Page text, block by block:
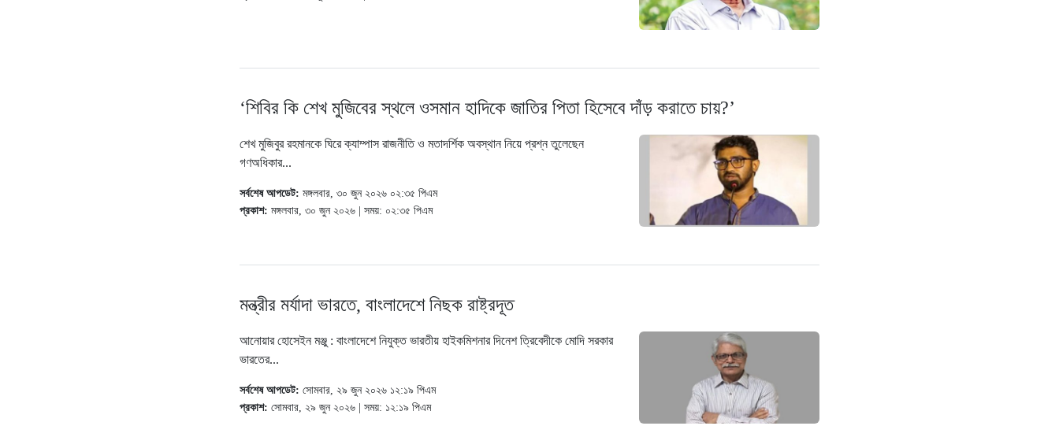
‘শিবির কি শেখ মুজিবের স্থলে ওসমান হাদিকে জাতির পিতা হিসেবে দাঁড় করাতে চায়?’
শেখ মুজিবুর রহমানকে ঘিরে ক্যাম্পাস রাজনীতি ও মতাদর্শিক অবস্থান নিয়ে প্রশ্ন তুলেছেন
গণঅধিকার...
সর্বশেষ আপডেট: মঙ্গলবার, ৩০ জুন ২০২৬ ০২:৩৫ পিএম
প্রকাশ: মঙ্গলবার, ৩০ জুন ২০২৬ | সময়: ০২:৩৫ পিএম
মন্ত্রীর মর্যাদা ভারতে, বাংলাদেশে নিছক রাষ্ট্রদূত
আনোয়ার হোসেইন মঞ্জু : বাংলাদেশে নিযুক্ত ভারতীয় হাইকমিশনার দিনেশ ত্রিবেদীকে মোদি সরকার
ভারতের...
সর্বশেষ আপডেট: সোমবার, ২৯ জুন ২০২৬ ১২:১৯ পিএম
প্রকাশ: সোমবার, ২৯ জুন ২০২৬ | সময়: ১২:১৯ পিএম